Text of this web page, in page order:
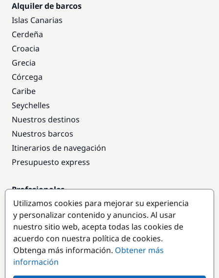
Alquiler de barcos
Islas Canarias
Cerdeña
Croacia
Grecia
Córcega
Caribe
Seychelles
Nuestros destinos
Nuestros barcos
Itinerarios de navegación
Presupuesto express
Profesionales
Acceso empresas
Colaborar como empresa
Destinos populares
Utilizamos cookies para mejorar su experiencia
y personalizar contenido y anuncios. Al usar
nuestro sitio web, acepta todas las cookies de
acuerdo con nuestra política de cookies.
Obtenga más información. Obtener más
información